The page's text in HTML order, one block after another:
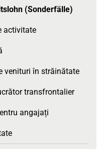
(Sonderfälle)
activitate
venituri în străinătate
transfrontalier
angajați